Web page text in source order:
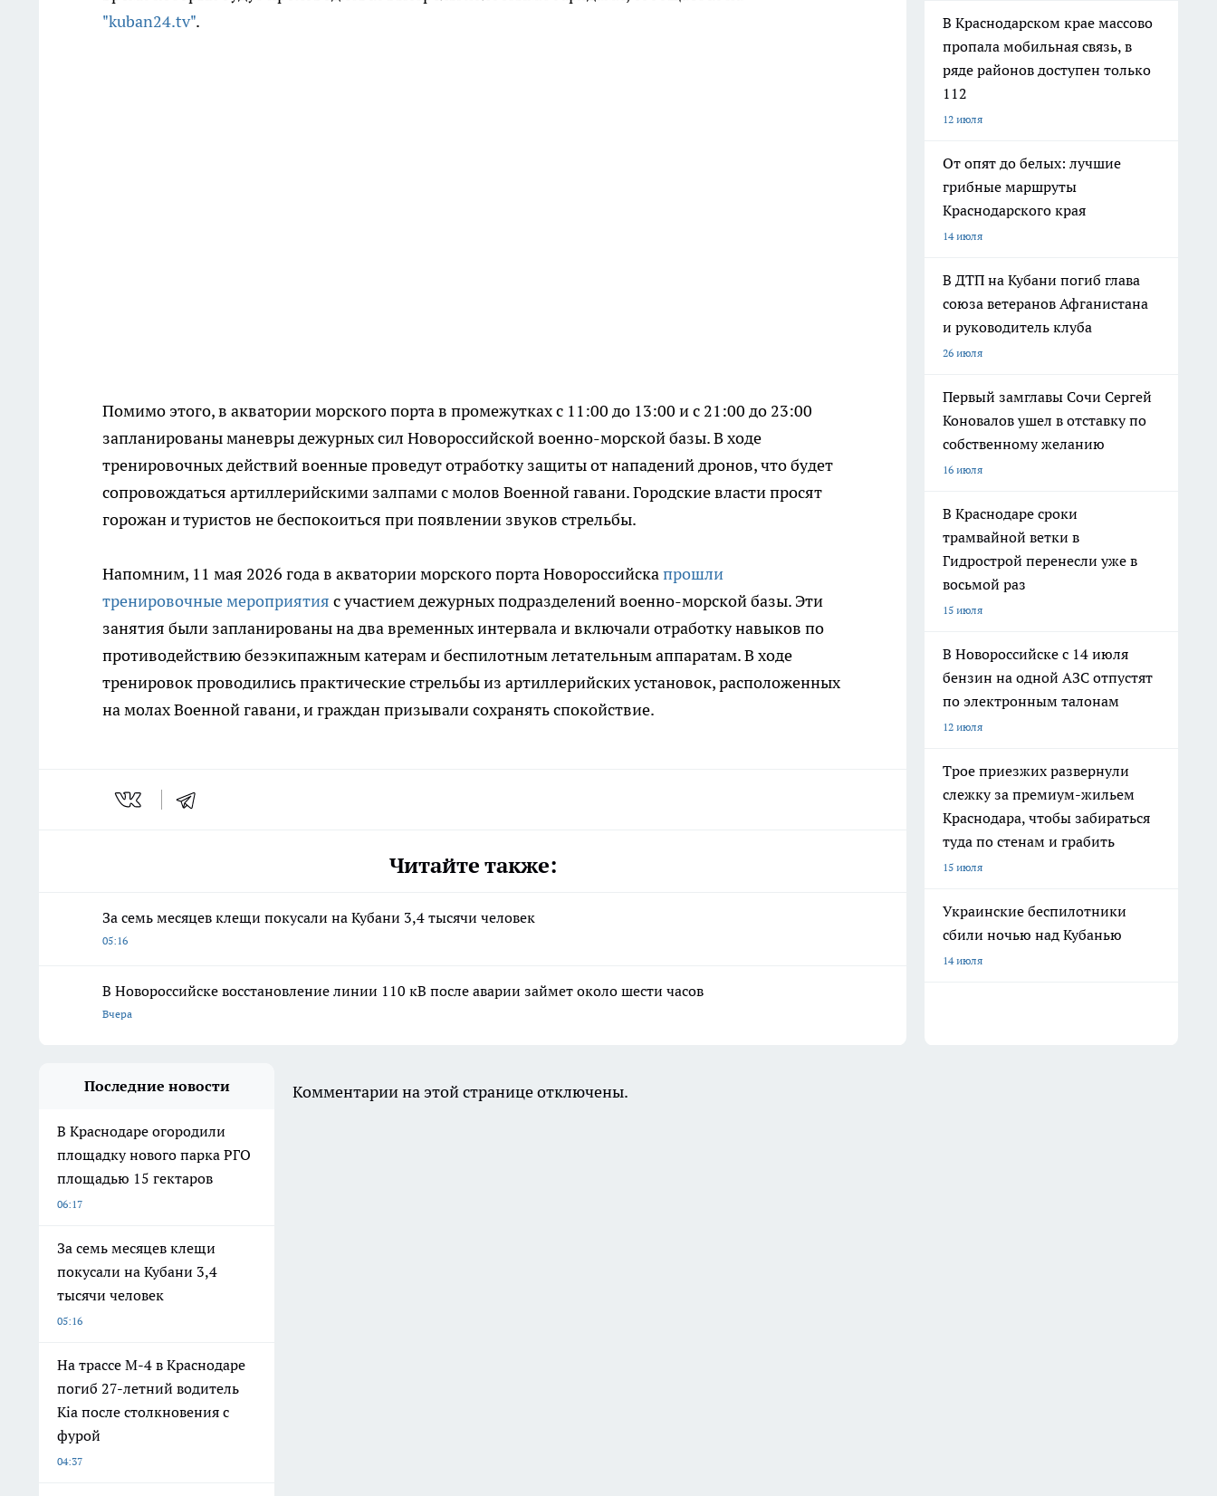
"kuban24.tv".
Помимо этого, в акватории морского порта в промежутках с 11:00 до 13:00 и с 21:00 до 23:00
запланированы маневры дежурных сил Новороссийской военно-морской базы. В ходе
тренировочных действий военные проведут отработку защиты от нападений дронов, что будет
сопровождаться артиллерийскими залпами с молов Военной гавани. Городские власти просят
горожан и туристов не беспокоиться при появлении звуков стрельбы.
Напомним, 11 мая 2026 года в акватории морского порта Новороссийскапрошли
тренировочные мероприятия с участием дежурных подразделений военно-морской базы. Эти
занятия были запланированы на два временных интервала и включали отработку навыков по
противодействию безэкипажным катерам и беспилотным летательным аппаратам. В ходе
тренировок проводились практические стрельбы из артиллерийских установок, расположенных
на молах Военной гавани, и граждан призывали сохранять спокойствие.
Читайте также:
За семь месяцев клещи покусали на Кубани 3,4 тысячи человек
05:16
В Новороссийске восстановление линии 110 кВ после аварии займет около шести часов
Вчера
В Краснодарском крае массово
пропала мобильная связь, в
ряде районов доступен только
112
12 июля
От опят до белых: лучшие
грибные маршруты
Краснодарского края
14 июля
В ДТП на Кубани погиб глава
союза ветеранов Афганистана
и руководитель клуба
26 июля
Первый замглавы Сочи Сергей
Коновалов ушел в отставку по
собственному желанию
16 июля
В Краснодаре сроки
трамвайной ветки в
Гидрострой перенесли уже в
восьмой раз
15 июля
В Новороссийске с 14 июля
бензин на одной АЗС отпустят
по электронным талонам
12 июля
Трое приезжих развернули
слежку за премиум-жильем
Краснодара, чтобы забираться
туда по стенам и грабить
15 июля
Украинские беспилотники
сбили ночью над Кубанью
14 июля
Последние новости
В Краснодаре огородили
площадку нового парка РГО
площадью 15 гектаров
06:17
За семь месяцев клещи
покусали на Кубани 3,4
тысячи человек
05:16
На трассе М-4 в Краснодаре
погиб 27-летний водитель
Kia после столкновения с
фурой
04:37
Комментарии на этой странице отключены.